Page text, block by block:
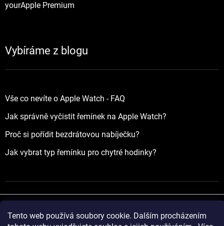
Tento web používá soubory cookie. Dalším procházením
yourApple Premium
Vybíráme z blogu
Vše co nevíte o Apple Watch - FAQ
Jak správně vyčistit řemínek na Apple Watch?
Proč si pořídit bezdrátovou nabíječku?
Jak vybrat typ řemínku pro chytré hodinky?
Vytvořil Shoptet